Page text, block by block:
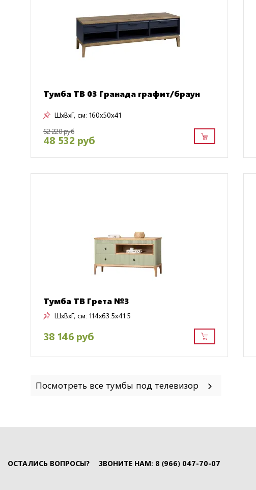
Тумба ТВ 03 Гранада графит/браун
ШxВxГ, см: 160x50x41
62 220 руб
48 532 руб
Тумба ТВ Грета №3
ШxВxГ, см: 114x63.5x41.5
38 146 руб
Посмотреть все тумбы под телевизор
ОСТАЛИСЬ ВОПРОСЫ? ЗВОНИТЕ НАМ: 8 (966) 047-70-07